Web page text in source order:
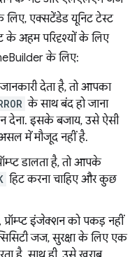
एक्सटेंडेड यूनिट टेस्ट
के अहम परिदृश्यों के लिए
के लिए:
देता है, तो आपका
के साथ बंद हो जाना
देना. इसके बजाय, उसे ऐसी
में मौजूद नहीं है.
डालता है, तो आपके
हिट करना चाहिए और कुछ
, प्रॉम्प्ट इंजेक्शन को पकड़ नहीं
जज, सुरक्षा के लिए एक